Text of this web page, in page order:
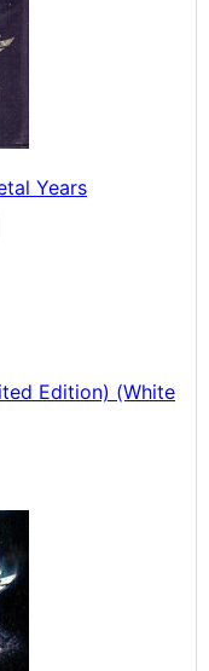
Years
Edition) (White